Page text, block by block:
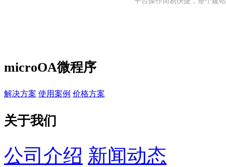
microOA微程序
解决方案 使用案例 价格方案
关于我们
公司介绍 新闻动态